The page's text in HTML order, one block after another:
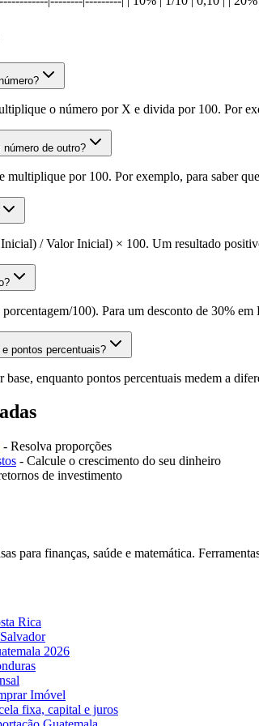
o número por X e divida por 100. Por
de outro?
por 100. Por exemplo, para saber
/ Valor Inicial) × 100. Um resultado
100). Para um desconto de 30%
pontos percentuais?
enquanto pontos percentuais medem a
- Resolva proporções
- Calcule o crescimento do seu dinheiro
de investimento
para finanças, saúde e matemática.
Rica
2026
Imóvel
fixa, capital e juros